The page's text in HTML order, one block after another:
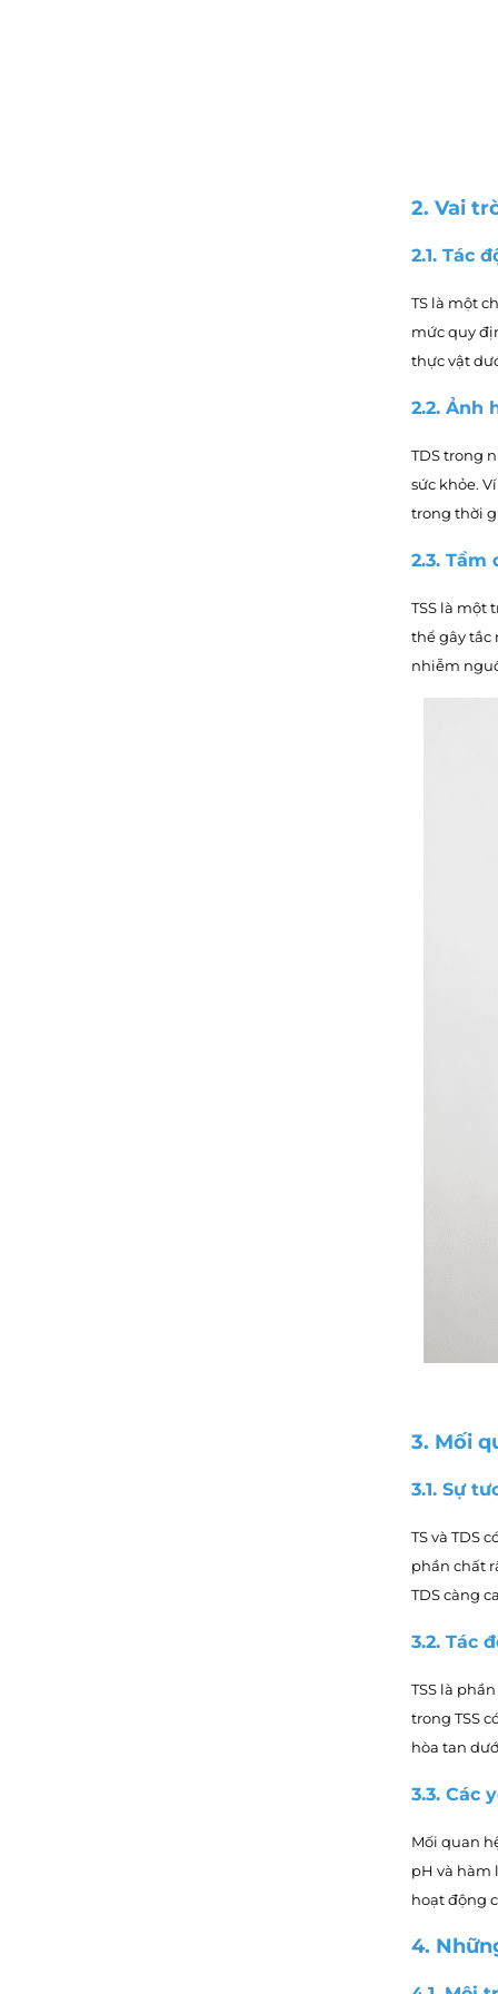
2. Vai
2.1. Tác
TS là một
mức quy
thực vật
2.2. Ảnh
TDS trong
sức khỏe.
trong thời
2.3.
TSS là một
thể gây tắc
nhiễm
3. Mối
3.1. Sự
TS và TDS
phần chất
TDS càng
3.2. Tác
TSS là
trong TSS
hòa tan
3.3. Các
Mối quan
pH và hàm
hoạt động
4.